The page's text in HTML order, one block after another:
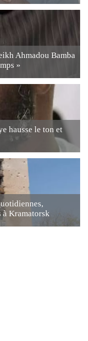
Ahmadou Bamba
»
hausse le ton et
à Kramatorsk